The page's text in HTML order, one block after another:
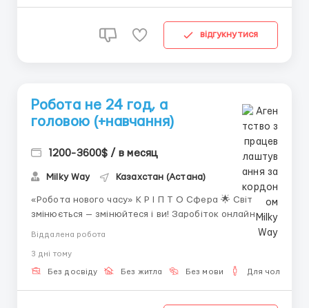
відгукнутися
Робота не 24 год, а
головою (+навчання)
1200-3600$ / в месяц
Milky Way Казахстан (Астана)
«Робота нового часу» К Р І П Т О Сфера 🌟 Світ
змінюється — змінюйтеся і ви! Заробіток онлайн
сьогодні доступний кожному. Сучасні технології та
зберігаючи свободу та гнучкість. 💡 Що потрібно:
Інтернет і пристрі...
Віддалена робота
3 днi тому
Без досвіду Без житла Без мови Для чоловіків